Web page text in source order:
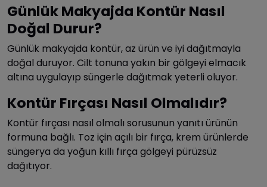
Günlük Makyajda Kontür Nasıl
Doğal Durur?
Günlük makyajda kontür, az ürün ve iyi dağıtmayla
doğal duruyor. Cilt tonuna yakın bir gölgeyi elmacık
altına uygulayıp süngerle dağıtmak yeterli oluyor.
Kontür Fırçası Nasıl Olmalıdır?
Kontür fırçası nasıl olmalı sorusunun yanıtı ürünün
formuna bağlı. Toz için açılı bir fırça, krem ürünlerde
süngerya da yoğun kıllı fırça gölgeyi pürüzsüz
dağıtıyor.